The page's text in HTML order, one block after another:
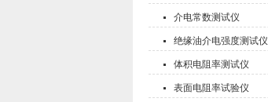
介电常数测试仪
绝缘油介电强度测试仪
体积电阻率测试仪
表面电阻率试验仪